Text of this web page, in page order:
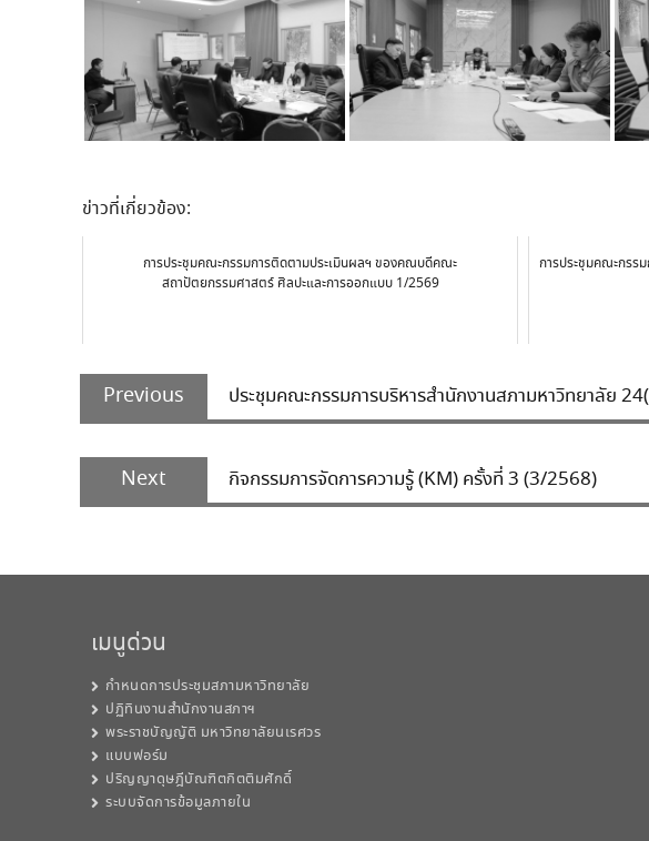
ข่าวที่เกี่ยวข้อง:
การประชุมคณะกรรมการติดตามประเมินผลฯ ของคณบดีคณะ
สถาปัตยกรรมศาสตร์ ศิลปะและการออกแบบ 1/2569
การประชุมคณะกรร
Post
navigation
Previous
Previous
post:
ประชุมคณะกรรมการบริหารสำนักงานสภามหาวิทยาลัย
Next
Next
post:
กิจกรรมการจัดการความรู้ (KM) ครั้งที่ 3 (3/2568)
เมนูด่วน
กำหนดการประชุมสภามหาวิทยาลัย
ปฏิทินงานสำนักงานสภาฯ
พระราชบัญญัติ มหาวิทยาลัยนเรศวร
แบบฟอร์ม
ปริญญาดุษฎีบัณฑิตกิตติมศักดิ์
ระบบจัดการข้อมูลภายใน